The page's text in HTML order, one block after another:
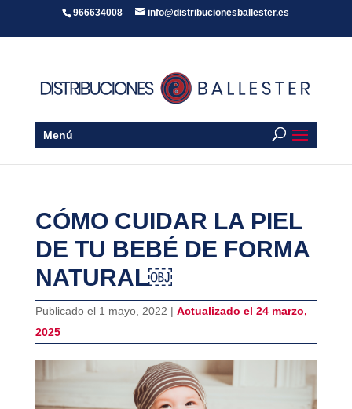
966634008 info@distribucionesballester.es
Menú
CÓMO CUIDAR LA PIEL
DE TU BEBÉ DE FORMA
NATURAL￼
Publicado el 1 mayo, 2022 | Actualizado el 24 marzo,
2025